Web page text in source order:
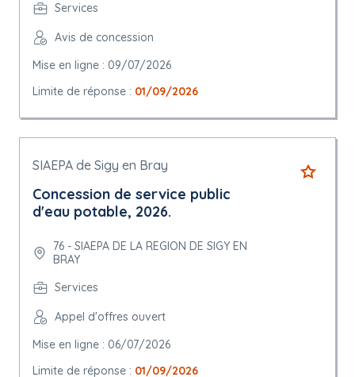
Services
Avis de concession
Mise en ligne : 09/07/2026
Limite de réponse : 01/09/2026
SIAEPA de Sigy en Bray
Concession de service public
d'eau potable, 2026.
76 - SIAEPA DE LA REGION DE SIGY EN
BRAY
Services
Appel d'offres ouvert
Mise en ligne : 06/07/2026
Limite de réponse : 01/09/2026